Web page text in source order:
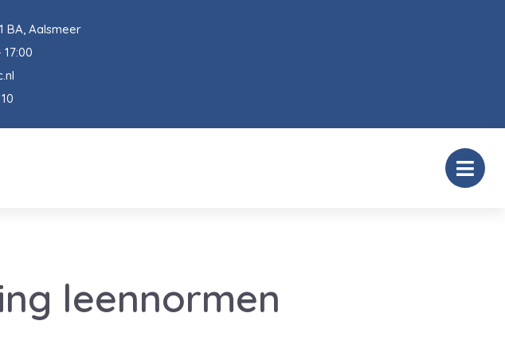
BA, Aalsmeer
leennormen